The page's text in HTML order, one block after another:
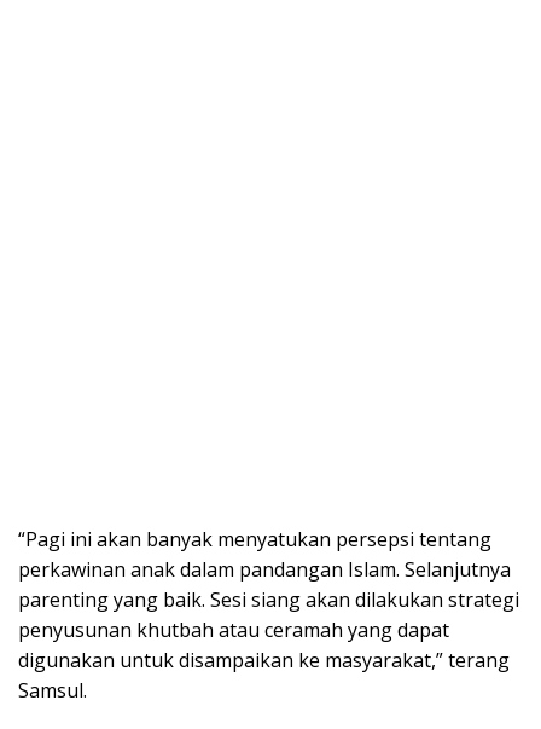
“Pagi ini akan banyak menyatukan persepsi tentang
perkawinan anak dalam pandangan Islam. Selanjutnya
parenting yang baik. Sesi siang akan dilakukan strategi
penyusunan khutbah atau ceramah yang dapat
digunakan untuk disampaikan ke masyarakat,” terang
Samsul.